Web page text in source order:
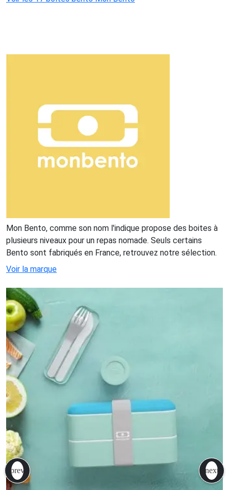
Mon Bento, comme son nom l'indique propose des boites à
plusieurs niveaux pour un repas nomade. Seuls certains
Bento sont fabriqués en France, retrouvez notre sélection.
Voir la marque